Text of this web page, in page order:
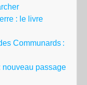
: le livre
Communards :
nouveau passage